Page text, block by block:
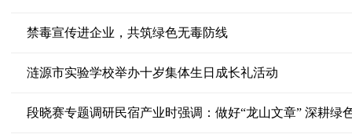
禁毒宣传进企业，共筑绿色无毒防线
涟源市实验学校举办十岁集体生日成长礼活动
段晓赛专题调研民宿产业时强调：做好“龙山文章” 深耕绿